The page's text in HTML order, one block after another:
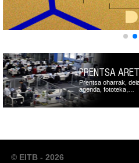
PRENTSA
Prentsa oharrak,
agenda, fototeka,…
© EITB - 2026